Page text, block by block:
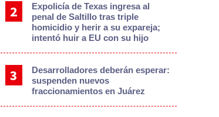
Expolicía de Texas ingresa al
penal de Saltillo tras triple
homicidio y herir a su expareja;
intentó huir a EU con su hijo
Desarrolladores deberán esperar:
suspenden nuevos
fraccionamientos en Juárez